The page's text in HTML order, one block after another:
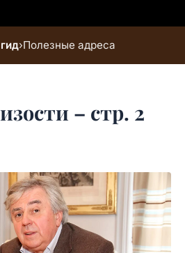
›Полезные адреса
– стр. 2